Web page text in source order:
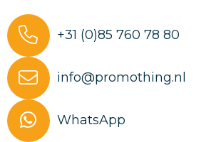
+31 (0)85 760 78 80
info@promothing.nl
WhatsApp